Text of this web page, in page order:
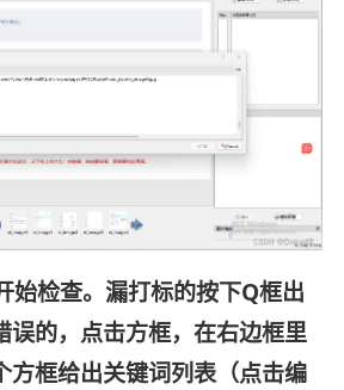
始检查。漏打标的按下Q框出
误的，点击方框，在右边框里
方框给出关键词列表（点击编